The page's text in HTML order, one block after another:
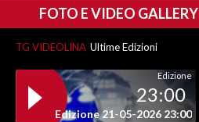
3 MINUTI CON
INSULARITÀ
FOTO E VIDEO GALLERY
TG VIDEOLINA Ultime Edizioni
Edizione
23:00
Edizione 21-05-2026 23:00